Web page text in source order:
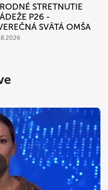
STRETNUTIE
P26 -
SVÄTÁ OMŠA